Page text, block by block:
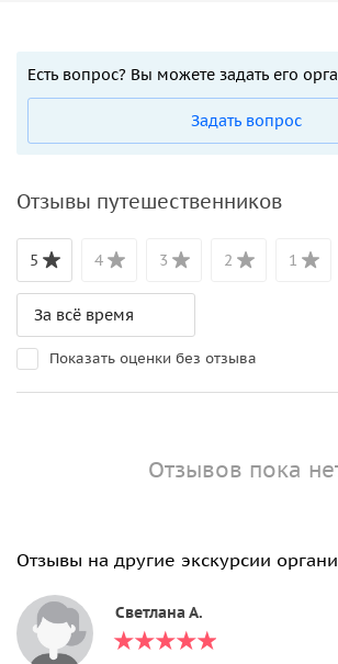
Есть вопрос? Вы можете задать его
Задать вопрос
Отзывы путешественников
5 4 3 2 1
Показать оценки без отзыва
Отзывов пока
Отзывы на другие экскурсии
Светлана А.